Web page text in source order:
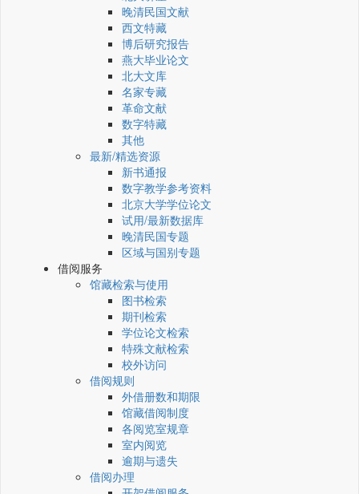
晚清民国文献
西文特藏
博后研究报告
燕大毕业论文
北大文库
名家专藏
革命文献
数字特藏
其他
最新/精选资源
新书通报
数字教学参考资料
北京大学学位论文
试用/最新数据库
晚清民国专题
区域与国别专题
借阅服务
馆藏检索与使用
图书检索
期刊检索
学位论文检索
特殊文献检索
校外访问
借阅规则
外借册数和期限
馆藏借阅制度
各阅览室规章
室内阅览
逾期与遗失
借阅办理